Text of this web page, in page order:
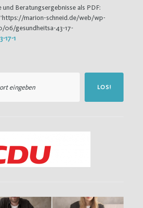
Beratungsergebnisse als PDF:
marion-schneid.de/web/wp-
06/gesundheitsa-43-17-
17-1
LOS!